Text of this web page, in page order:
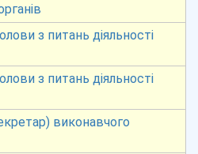
з питань діяльності
з питань діяльності
виконавчого